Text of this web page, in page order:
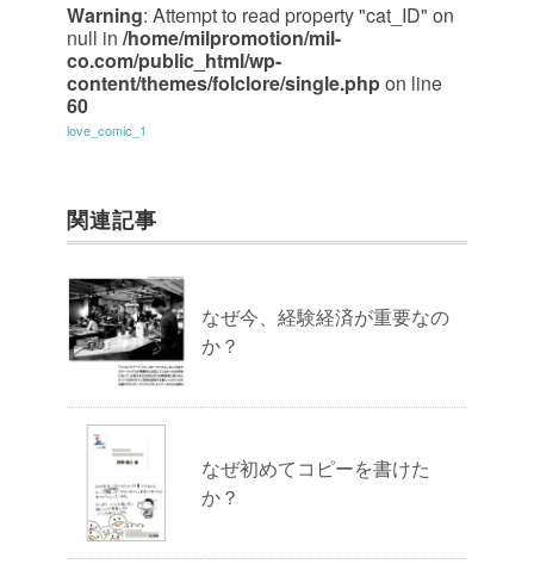
Warning: Attempt to read property "cat_ID" on
null in /home/milpromotion/mil-
co.com/public_html/wp-
content/themes/folclore/single.phpon line
60
love_comic_1
関連記事
なぜ今、経験経済が重要なの
か？
なぜ初めてコピーを書けた
か？